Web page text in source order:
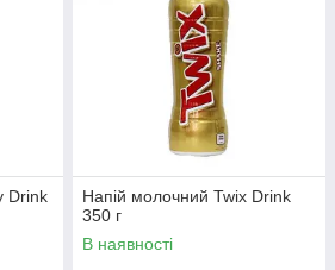
Drink
Напій молочний Twix Drink
350 г
В наявності